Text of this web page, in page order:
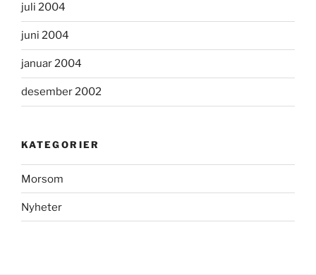
juli 2004
juni 2004
januar 2004
desember 2002
KATEGORIER
Morsom
Nyheter